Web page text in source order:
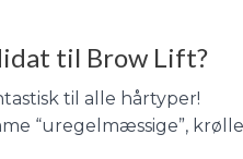
til Brow Lift?
til alle hårtyper!
“uregelmæssige”,